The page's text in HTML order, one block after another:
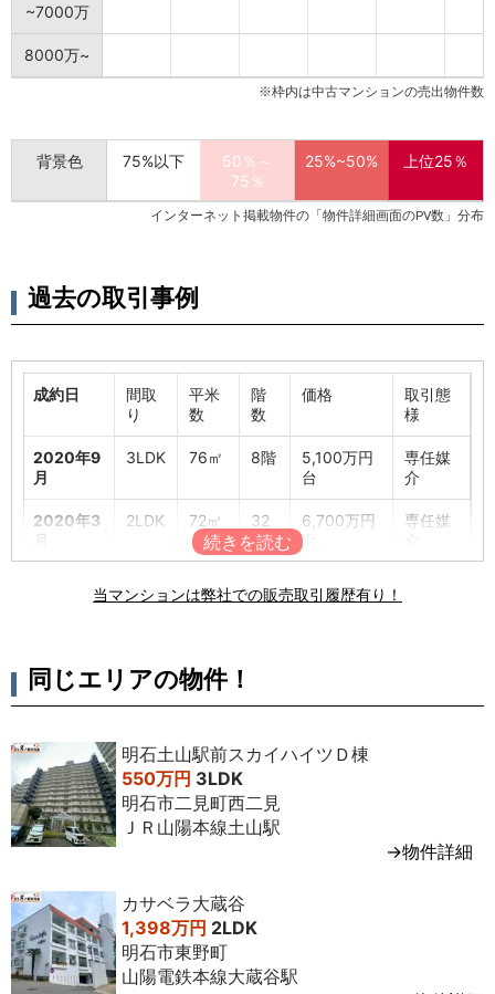
~7000万
8000万~
※枠内は中古マンションの売出物件数
背景色 75%以下
50％～
75％
25%~50% 上位25％
インターネット掲載物件の「物件詳細画面のPV数」分布
過去の取引事例
成約日
間取
り
平米
数
階
数
価格
取引態
様
2020年9
月
3LDK 76㎡ 8階
5,100万円
台
専任媒
介
2020年3
月
2LDK 72㎡
32
階
6,700万円
台
専任媒
69㎡ 9階
4,800万円
台
当マンションは弊社での販売取引履歴有り！
同じエリアの物件！
明石土山駅前スカイハイツＤ棟
550万円 3LDK
明石市二見町西二見
ＪＲ山陽本線土山駅
→物件詳細
カサベラ大蔵谷
1,398万円 2LDK
明石市東野町
山陽電鉄本線大蔵谷駅